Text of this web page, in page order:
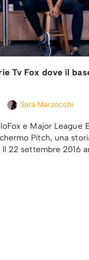
Tv Fox dove il
Sara Marzocchi
e Major League
Pitch, una
22 settembre 2016